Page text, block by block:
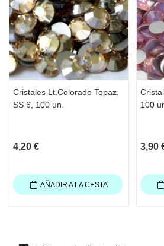
Cristales Lt.Colorado Topaz,
SS 6, 100 un.
4,20 €
AÑADIR A LA CESTA
100
3,90